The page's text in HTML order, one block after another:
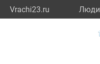
Vrachi23.ru Люди